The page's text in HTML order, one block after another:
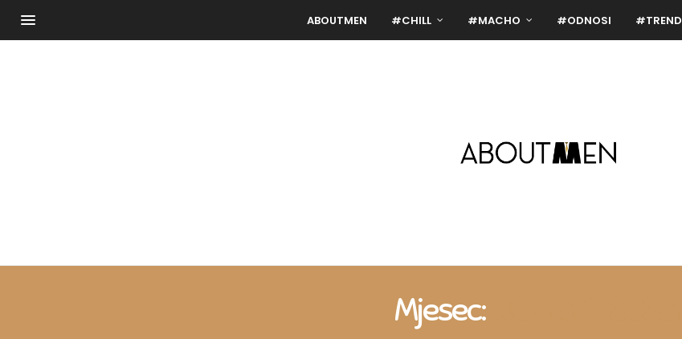
ABOUTMEN #CHILL #MACHO #ODNOSI #TREND
Mjesec: